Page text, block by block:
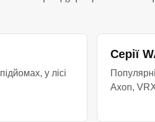
у лісі
Серії
Axon,